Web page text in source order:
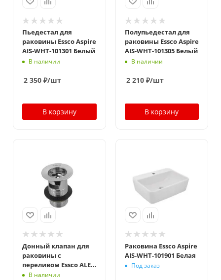
Пьедестал для
раковины Essco Aspire
AIS-WHT-101301 Белый
В наличии
2 350 ₽/шт
В корзину
Полупьедестал для
раковины Essco Aspire
AIS-WHT-101305 Белый
В наличии
2 210₽/шт
В корзину
Донный клапан для
раковины с
переливом Essco ALE-
CHR-544NHT Хром
В наличии
Раковина Essco Aspire
AIS-WHT-101901 Белая
Под заказ